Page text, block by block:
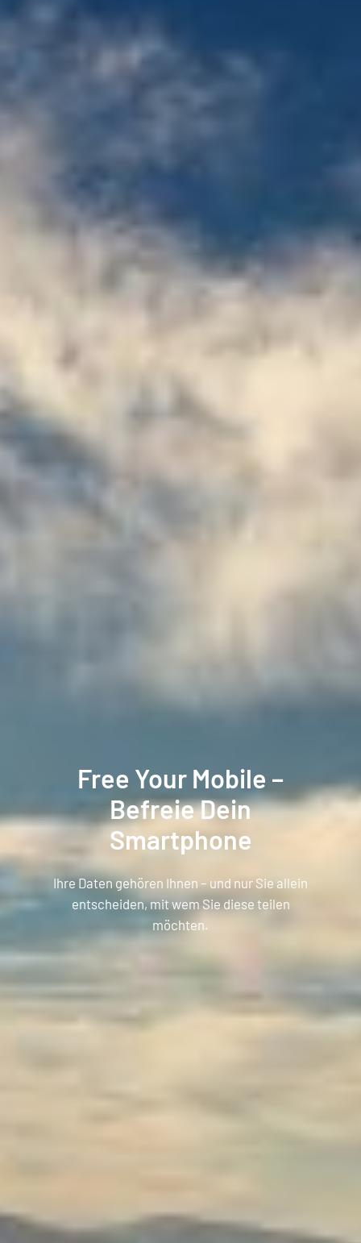
Free Your Mobile –
Befreie Dein
Smartphone
Ihre Daten gehören Ihnen – und nur Sie allein
entscheiden, mit wem Sie diese teilen
möchten.